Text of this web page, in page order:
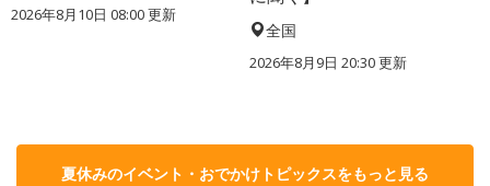
2026年8月10日 08:00更新
全国
2026年8月9日 20:30更新
夏休みのイベント・おでかけトピックスをもっと見る